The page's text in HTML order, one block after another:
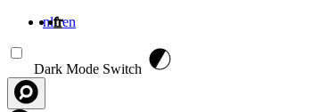
nlfren
Dark Mode Switch